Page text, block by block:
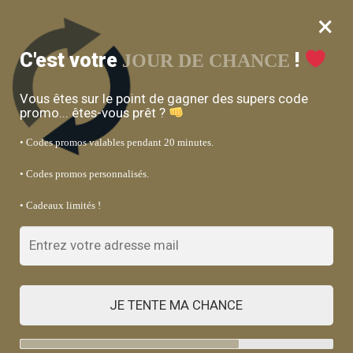
0
Bénéficiez de 15% de réduction avec le code : SOCLE15 sur les
socles lave-linge
Accueil / Buanderie
Buanderie
Nos articles : Buanderie
×
C'est votreJOUR DE CHANCE !
Vous êtes sur le point de gagner des supers code
promo... êtes-vous prêt ?
• Codes promos valables pendant 20 minutes.
• Codes promos personnalisés.
• Cadeaux limités !
JE TENTE MA CHANCE